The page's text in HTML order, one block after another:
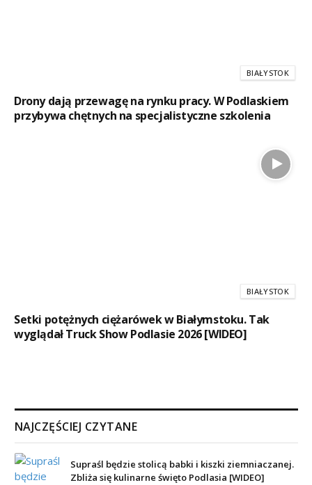
BIAŁYSTOK
Drony dają przewagę na rynku pracy. W Podlaskiem
przybywa chętnych na specjalistyczne szkolenia
BIAŁYSTOK
Setki potężnych ciężarówek w Białymstoku. Tak
wyglądał Truck Show Podlasie 2026 [WIDEO]
NAJCZĘŚCIEJ CZYTANE
Supraśl będzie stolicą babki i kiszki ziemniaczanej.
Zbliża się kulinarne święto Podlasia [WIDEO]